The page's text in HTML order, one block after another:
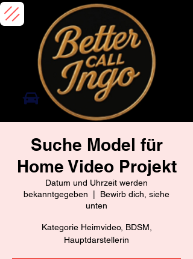
Suche Model für
Home Video Projekt
Datum und Uhrzeit werden
bekanntgegeben
Bewirb dich, siehe
unten
Kategorie Heimvideo, BDSM,
Hauptdarstellerin